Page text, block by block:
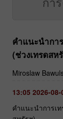
คำแนะนำกา
(ช่วงเทรดสห
Miroslaw
13:05 2026-08-
คำแนะนำการเ